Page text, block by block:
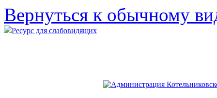
Вернуться к обычному
Ресурс для слабовидящих